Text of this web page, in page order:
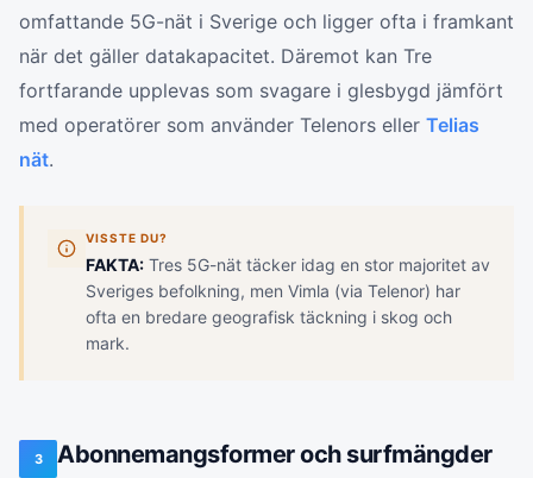
omfattande 5G-nät i Sverige och ligger ofta i framkant
när det gäller datakapacitet. Däremot kan Tre
fortfarande upplevas som svagare i glesbygd jämfört
med operatörer som använder Telenors eller Telias
nät.
VISSTE DU?
FAKTA: Tres 5G-nät täcker idag en stor majoritet av
Sveriges befolkning, men Vimla (via Telenor) har
ofta en bredare geografisk täckning i skog och
mark.
3 Abonnemangsformer och surfmängder